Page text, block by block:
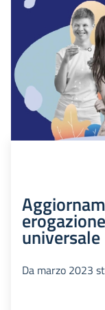
universale
Da marzo 2023